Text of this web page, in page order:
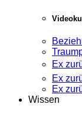
Ex
Ex
Ex
Wissen